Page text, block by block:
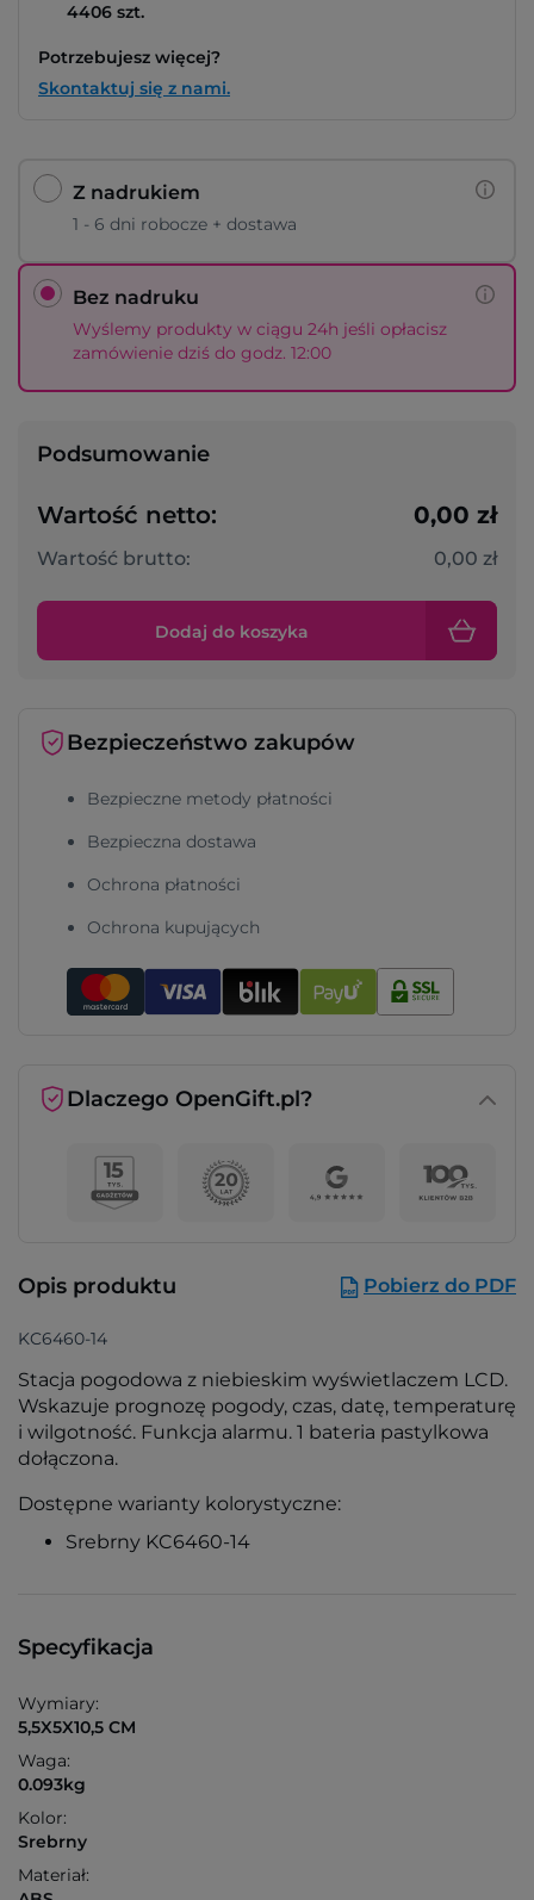
4406 szt.
Potrzebujesz więcej?
Skontaktuj się z nami.
Z nadrukiem
1 - 6 dni robocze + dostawa
Bez nadruku
Wyślemy produkty w ciągu 24h jeśli opłacisz
zamówienie dziś do godz. 12:00
Podsumowanie
Wartość netto: 0,00 zł
Wartość brutto: 0,00 zł
Dodaj do koszyka
Bezpieczeństwo zakupów
Bezpieczne metody płatności
Bezpieczna dostawa
Ochrona płatności
Ochrona kupujących
Dlaczego OpenGift.pl?
Opis produktu Pobierz do PDF
KC6460-14
Stacja pogodowa z niebieskim wyświetlaczem LCD.
Wskazuje prognozę pogody, czas, datę, temperaturę
i wilgotność. Funkcja alarmu. 1 bateria pastylkowa
dołączona.
Dostępne warianty kolorystyczne:
Srebrny KC6460-14
Specyfikacja
Wymiary:
5,5X5X10,5 CM
Waga:
0.093kg
Kolor:
Srebrny
Materiał: